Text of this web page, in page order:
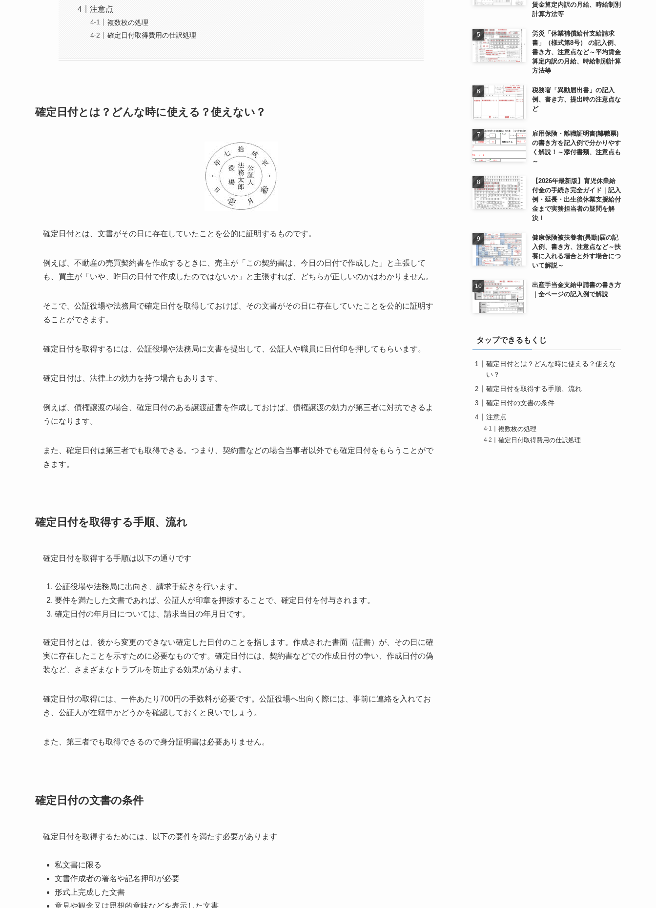
注意点
複数枚の処理
確定日付取得費用の仕訳処理
確定日付とは？どんな時に使える？使えない？
確定日付とは、文書がその日に存在していたことを公的に証明するものです。
例えば、不動産の売買契約書を作成するときに、売主が「この契約書は、今日の日付で作成した」と主張して
も、買主が「いや、昨日の日付で作成したのではないか」と主張すれば、どちらが正しいのかはわかりません。
そこで、公証役場や法務局で確定日付を取得しておけば、その文書がその日に存在していたことを公的に証明す
ることができます。
確定日付を取得するには、公証役場や法務局に文書を提出して、公証人や職員に日付印を押してもらいます。
確定日付は、法律上の効力を持つ場合もあります。
例えば、債権譲渡の場合、確定日付のある譲渡証書を作成しておけば、債権譲渡の効力が第三者に対抗できるよ
うになります。
また、確定日付は第三者でも取得できる。つまり、契約書などの場合当事者以外でも確定日付をもらうことがで
きます。
確定日付を取得する手順、流れ
確定日付を取得する手順は以下の通りです
公証役場や法務局に出向き、請求手続きを行います。
要件を満たした文書であれば、公証人が印章を押捺することで、確定日付を付与されます。
確定日付の年月日については、請求当日の年月日です。
確定日付とは、後から変更のできない確定した日付のことを指します。作成された書面（証書）が、その日に確
実に存在したことを示すために必要なものです。確定日付には、契約書などでの作成日付の争い、作成日付の偽
装など、さまざまなトラブルを防止する効果があります。
確定日付の取得には、一件あたり700円の手数料が必要です。公証役場へ出向く際には、事前に連絡を入れてお
き、公証人が在籍中かどうかを確認しておくと良いでしょう。
また、第三者でも取得できるので身分証明書は必要ありません。
確定日付の文書の条件
確定日付を取得するためには、以下の要件を満たす必要があります
私文書に限る
文書作成者の署名や記名押印が必要
形式上完成した文書
意見や観念又は思想的意味などを表示した文書
賃金算定内訳の月給、時給制別
計算方法等
労災「休業補償給付支給請求
書」（様式第8号） の記入例、
書き方、注意点など～平均賃金
算定内訳の月給、時給制別計算
方法等
税務署「異動届出書」の記入
例、書き方、提出時の注意点な
ど
雇用保険・離職証明書(離職票)
の書き方を記入例で分かりやす
く解説！～添付書類、注意点も
～
【2026年最新版】育児休業給
付金の手続き完全ガイド｜記入
例・延長・出生後休業支援給付
金まで実務担当者の疑問を解
決！
健康保険被扶養者(異動)届の記
入例、書き方、注意点など～扶
養に入れる場合と外す場合につ
いて解説～
出産手当金支給申請書の書き方
｜全ページの記入例で解説
タップできるもくじ
確定日付とは？どんな時に使える？使えな
い？
確定日付を取得する手順、流れ
確定日付の文書の条件
注意点
複数枚の処理
確定日付取得費用の仕訳処理